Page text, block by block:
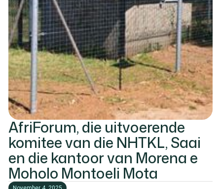
AfriForum, die uitvoerende
komitee van die NHTKL, Saai
en die kantoor van Morena e
Moholo Montoeli Mota